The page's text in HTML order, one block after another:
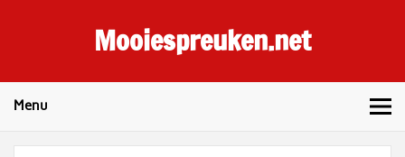
Mooiespreuken.net
Menu